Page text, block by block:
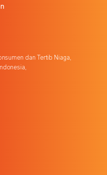
dan Tertib Niaga,